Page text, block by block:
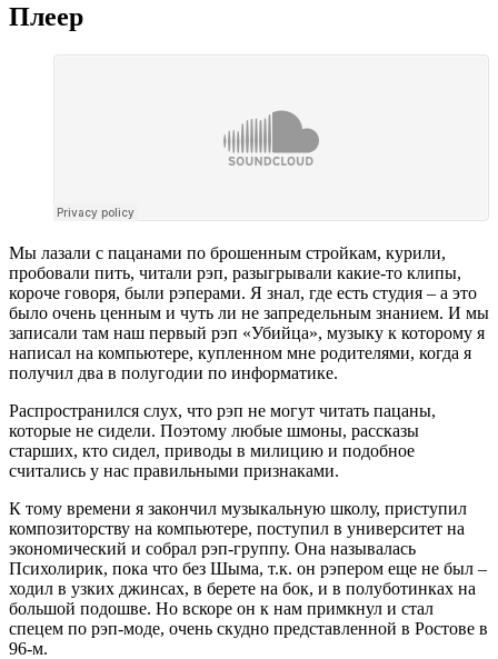
Плеер
Мы лазали с пацанами по брошенным стройкам, курили,
пробовали пить, читали рэп, разыгрывали какие‑то клипы,
короче говоря, были рэперами. Я знал, где есть студия – а это
было очень ценным и чуть ли не запредельным знанием. И мы
записали там наш первый рэп «Убийца», музыку к которому я
написал на компьютере, купленном мне родителями, когда я
получил два в полугодии по информатике.
Распространился слух, что рэп не могут читать пацаны,
которые не сидели. Поэтому любые шмоны, рассказы
старших, кто сидел, приводы в милицию и подобное
считались у нас правильными признаками.
К тому времени я закончил музыкальную школу, приступил
композиторству на компьютере, поступил в университет на
экономический и собрал рэп‑группу. Она называлась
Психолирик, пока что без Шыма, т.к. он рэпером еще не был –
ходил в узких джинсах, в берете на бок, и в полуботинках на
большой подошве. Но вскоре он к нам примкнул и стал
спецем по рэп‑моде, очень скудно представленной в Ростове в
96-м.